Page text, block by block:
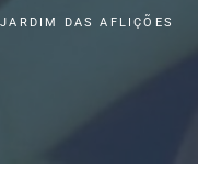
DAS AFLIÇÕES